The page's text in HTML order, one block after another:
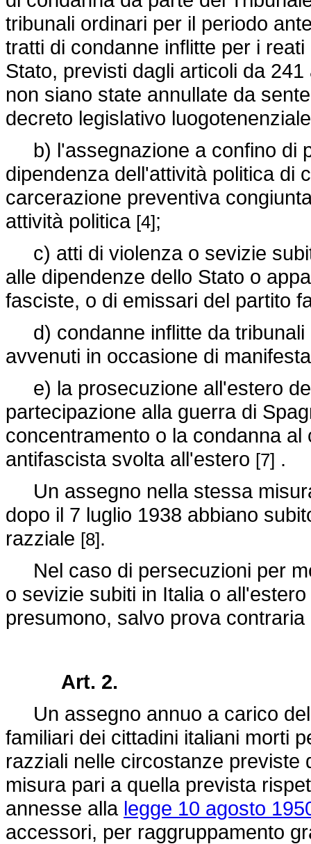
tribunali ordinari per il periodo
tratti di condanne inflitte per i
Stato, previsti dagli articoli da
non siano state annullate da
decreto legislativo
b) l'assegnazione a confino di
dipendenza dell'attività politica di
carcerazione preventiva
attività politica [4];
c) atti di violenza o sevizie
alle dipendenze dello Stato o
fasciste, o di emissari del partito
d) condanne inflitte da tribunali
avvenuti in occasione di
e) la prosecuzione all'estero
partecipazione alla guerra di
concentramento o la condanna
antifascista svolta all'estero [7] .
Un assegno nella stessa
dopo il 7 luglio 1938 abbiano
razziale [8].
Nel caso di persecuzioni per
o sevizie subiti in Italia o
presumono, salvo prova contraria
Art. 2.
Un assegno annuo a carico del
familiari dei cittadini italiani morti
razziali nelle circostanze previste
misura pari a quella prevista
annesse alla legge 10 agosto
accessori, per raggruppamento